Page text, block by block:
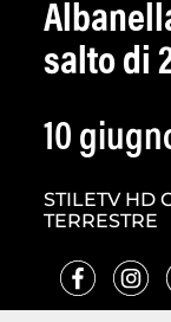
salto di
10
STILETV HD
TERRESTRE